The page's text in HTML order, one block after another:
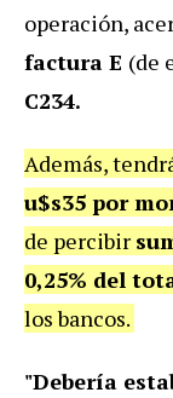
operación,
factura E (de
C234.
Además,
u$s35 por
de percibir
0,25% del
los bancos.
"Debería